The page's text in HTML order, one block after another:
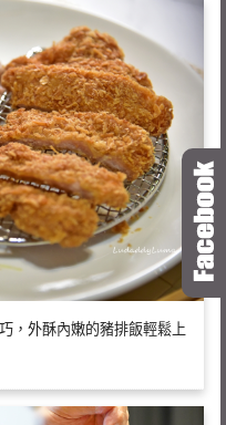
，外酥內嫩的豬排飯輕鬆上